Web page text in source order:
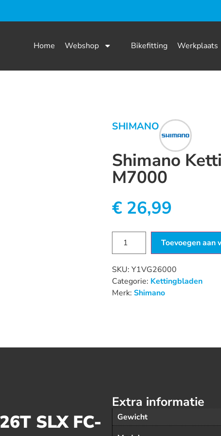
Home Webshop Bikefitting Werkplaats
SHIMANO
Shimano
M7000
€ 26,99
Toevoegen aan
SKU: Y1VG26000
Categorie: Kettingbladen
Merk: Shimano
SLX FC-
Extra informatie
Gewicht